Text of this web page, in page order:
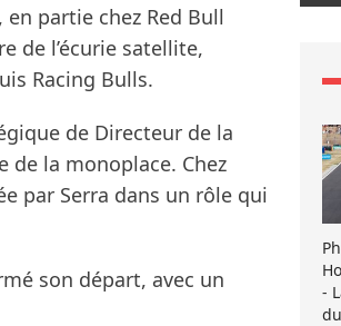
partie chez Red Bull
de l’écurie satellite,
Racing Bulls.
de Directeur de la
de la monoplace. Chez
par Serra dans un rôle qui
son départ, avec un
-